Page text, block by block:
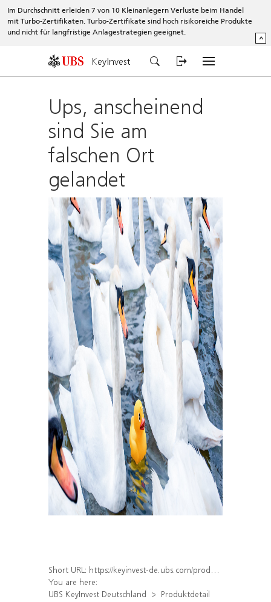
Im Durchschnitt erleiden 7 von 10 Kleinanlegern Verluste beim Handel
mit Turbo-Zertifikaten. Turbo-Zertifikate sind hoch risikoreiche Produkte
und nicht für langfristige Anlagestrategien geeignet.
^
KeyInvest
Ups, anscheinend
sind Sie am
falschen Ort
gelandet
Short URL: https://keyinvest-de.ubs.com/produkt/detail/index/isin/DE000WA8CFW3
You are here:
UBS KeyInvest Deutschland
Produktdetail